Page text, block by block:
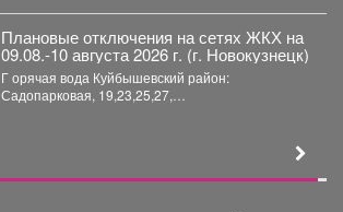
Плановые отключения на сетях ЖКХ на
09.08.-10 августа 2026 г. (г. Новокузнецк)
Г орячая вода Куйбышевский район:
Садопарковая, 19,23,25,27,